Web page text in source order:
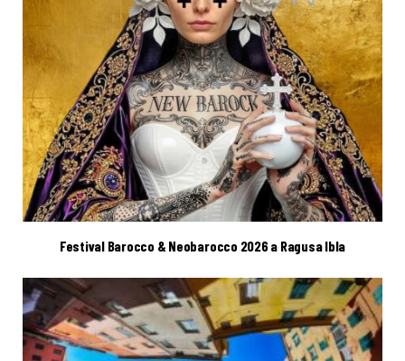
Festival Barocco & Neobarocco 2026 a Ragusa Ibla